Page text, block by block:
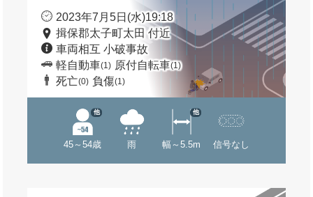
2023年7月5日(水)19:18
揖保郡太子町太田 付近
車両相互 小破事故
軽自動車(1) 原付自転車(1)
死亡(0) 負傷(1)
45～54歳
他
雨 幅～5.5m
他
信号なし